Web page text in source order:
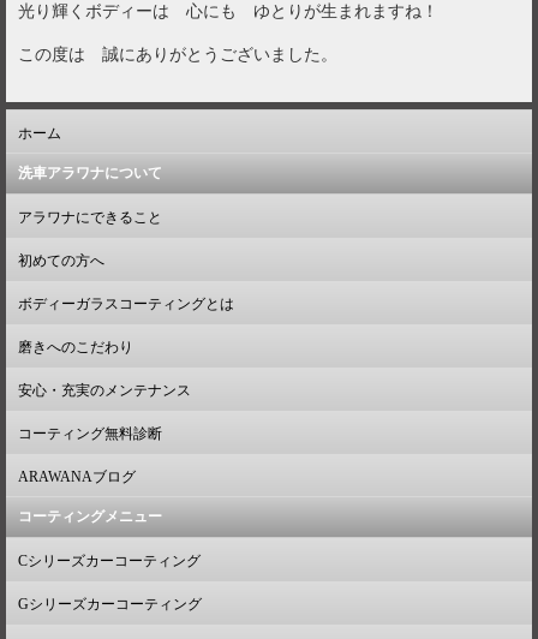
光り輝くボディーは 心にも ゆとりが生まれますね！
この度は 誠にありがとうございました。
ホーム
洗車アラワナについて
アラワナにできること
初めての方へ
ボディーガラスコーティングとは
磨きへのこだわり
安心・充実のメンテナンス
コーティング無料診断
ARAWANAブログ
コーティングメニュー
Cシリーズカーコーティング
Gシリーズカーコーティング